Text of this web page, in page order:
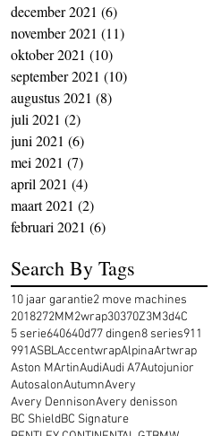
december 2021 (6)
november 2021 (11)
oktober 2021 (10)
september 2021 (10)
augustus 2021 (8)
juli 2021 (2)
juni 2021 (6)
mei 2021 (7)
april 2021 (4)
maart 2021 (2)
februari 2021 (6)
Search By Tags
10 jaar garantie2 move machines
2018272MM2wrap30370Z3M3d4C
5 serie640640d77 dingen8 series911
991ASBLAccentwrapAlpinaArtwrap
Aston MArtinAudiAudi A7Autojunior
AutosalonAutumnAvery
Avery DennisonAvery denisson
BC ShieldBC Signature